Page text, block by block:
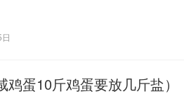
蛋10斤鸡蛋要放几斤盐）